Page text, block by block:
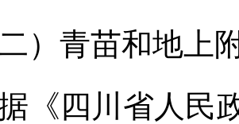
二）青苗和地上
《四川省人民